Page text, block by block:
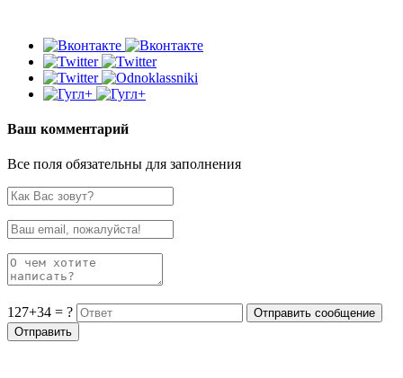
Ваш комментарий
Все поля обязательны для заполнения
127+34 = ?